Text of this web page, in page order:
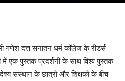
गणेश दत्त सनातन धर्म कॉलेज के रीडर्स
में एक पुस्तक प्रदर्शनी के साथ विश्व पुस्तक
संस्थान के छात्रों और शिक्षकों के बीच